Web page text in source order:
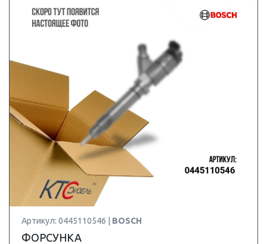
Артикул: 0445110546 | BOSCH
ФОРСУНКА